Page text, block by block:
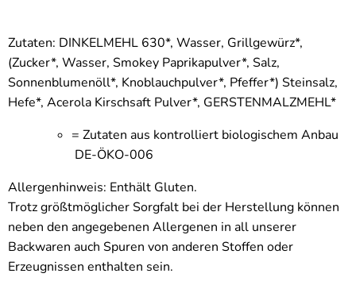
Zutaten: DINKELMEHL 630*, Wasser, Grillgewürz*,
(Zucker*, Wasser, Smokey Paprikapulver*, Salz,
Sonnenblumenöll*, Knoblauchpulver*, Pfeffer*) Steinsalz,
Hefe*, Acerola Kirschsaft Pulver*, GERSTENMALZMEHL*
= Zutaten aus kontrolliert biologischem Anbau
DE-ÖKO-006
Allergenhinweis: Enthält Gluten.
Trotz größtmöglicher Sorgfalt bei der Herstellung können
neben den angegebenen Allergenen in all unserer
Backwaren auch Spuren von anderen Stoffen oder
Erzeugnissen enthalten sein.